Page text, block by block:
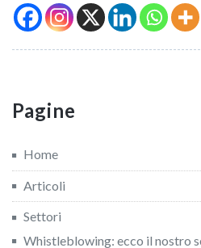
Pagine
Home
Articoli
Settori
Whistleblowing: ecco il nostro